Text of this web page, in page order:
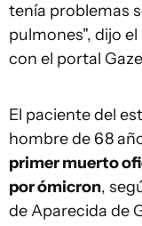
tenía problemas
pulmones", dijo
con el portal
El paciente del
hombre de 68
primer muerto
por ómicron,
de Aparecida de